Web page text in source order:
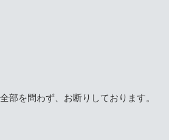
部を問わず、お断りしております。